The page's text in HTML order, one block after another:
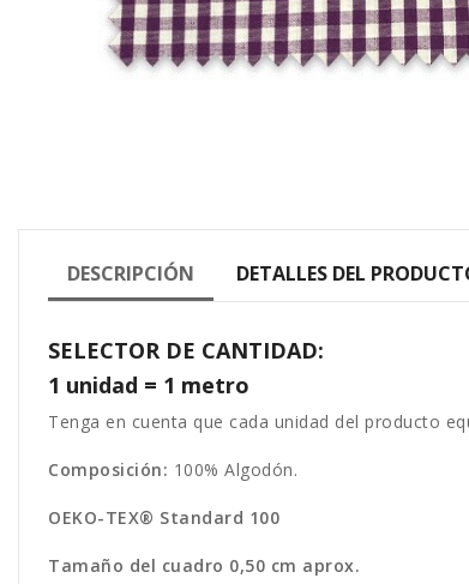
DESCRIPCIÓN DETALLES DEL
SELECTOR DE CANTIDAD:
1 unidad = 1 metro
Tenga en cuenta que cada unidad del producto
Composición: 100% Algodón.
OEKO-TEX® Standard 100
Tamaño del cuadro 0,50 cm aprox.